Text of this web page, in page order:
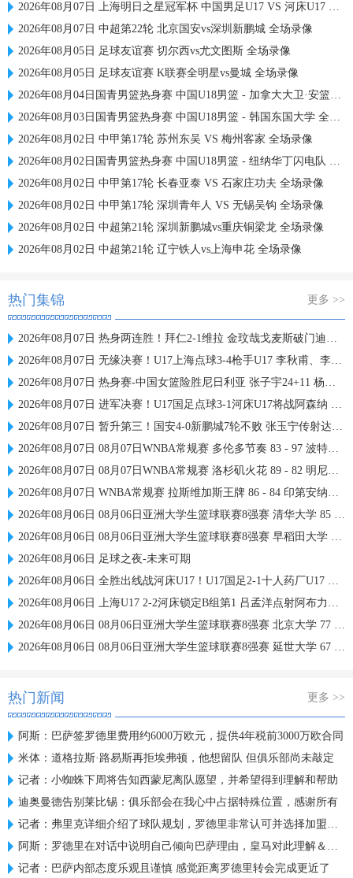
2026年08月07日 上海明日之星冠军杯 中国男足U17 VS 河床U17 全场录像
2026年08月07日 中超第22轮 北京国安vs深圳新鹏城 全场录像
2026年08月05日 足球友谊赛 切尔西vs尤文图斯 全场录像
2026年08月05日 足球友谊赛 K联赛全明星vs曼城 全场录像
2026年08月04日国青男篮热身赛 中国U18男篮 - 加拿大大卫·安篮球学院 全场录像
2026年08月03日国青男篮热身赛 中国U18男篮 - 韩国东国大学 全场录像
2026年08月02日 中甲第17轮 苏州东吴 VS 梅州客家 全场录像
2026年08月02日国青男篮热身赛 中国U18男篮 - 纽纳华丁闪电队 全场录像
2026年08月02日 中甲第17轮 长春亚泰 VS 石家庄功夫 全场录像
2026年08月02日 中甲第17轮 深圳青年人 VS 无锡吴钩 全场录像
2026年08月02日 中超第21轮 深圳新鹏城vs重庆铜梁龙 全场录像
2026年08月02日 中超第21轮 辽宁铁人vs上海申花 全场录像
热门集锦 更多 >>
2026年08月07日 热身两连胜！拜仁2-1维拉 金玟哉戈麦斯破门迪亚斯替补建功
2026年08月07日 无缘决赛！U17上海点球3-4枪手U17 李秋甫、李文博失点王启戎扑点
2026年08月07日 热身赛-中国女篮险胜尼日利亚 张子宇24+11 杨舒予12+6
2026年08月07日 进军决赛！U17国足点球3-1河床U17将战阿森纳 江宇涵替补两扑点
2026年08月07日 暂升第三！国安4-0新鹏城7轮不败 张玉宁传射达万双响法比奥破门
2026年08月07日 08月07日WNBA常规赛 多伦多节奏 83 - 97 波特兰火焰 集锦
2026年08月07日 08月07日WNBA常规赛 洛杉矶火花 89 - 82 明尼苏达山猫 全场集锦
2026年08月07日 WNBA常规赛 拉斯维加斯王牌 86 - 84 印第安纳狂热 全场集锦
2026年08月06日 08月06日亚洲大学生篮球联赛8强赛 清华大学 85 - 81 菲律宾大学 集锦
2026年08月06日 08月06日亚洲大学生篮球联赛8强赛 早稻田大学 78 - 71 高丽大学 集锦
2026年08月06日 足球之夜-未来可期
2026年08月06日 全胜出线战河床U17！U17国足2-1十人药厂U17 赵松源登场1分钟传射
2026年08月06日 上海U17 2-2河床锁定B组第1 吕孟洋点射阿布力米破门 将战A组第2
2026年08月06日 08月06日亚洲大学生篮球联赛8强赛 北京大学 77 - 79 上海交通大学 集锦
2026年08月06日 08月06日亚洲大学生篮球联赛8强赛 延世大学 67 - 72 政治大学 集锦
热门新闻 更多 >>
阿斯：巴萨签罗德里费用约6000万欧元，提供4年税前3000万欧合同
米体：道格拉斯·路易斯再拒埃弗顿，他想留队 但俱乐部尚未敲定
记者：小蜘蛛下周将告知西蒙尼离队愿望，并希望得到理解和帮助
迪奥曼德告别莱比锡：俱乐部会在我心中占据特殊位置，感谢所有
记者：弗里克详细介绍了球队规划，罗德里非常认可并选择加盟巴萨
阿斯：罗德里在对话中说明自己倾向巴萨理由，皇马对此理解＆祝好
记者：巴萨内部态度乐观且谨慎 感觉距离罗德里转会完成更近了